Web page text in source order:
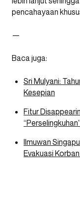
pencahayaan
—
Baca juga:
Sri Mulyani:
Kesepian
Fitur
“Perselingkuhan”
Ilmuwan
Evakuasi